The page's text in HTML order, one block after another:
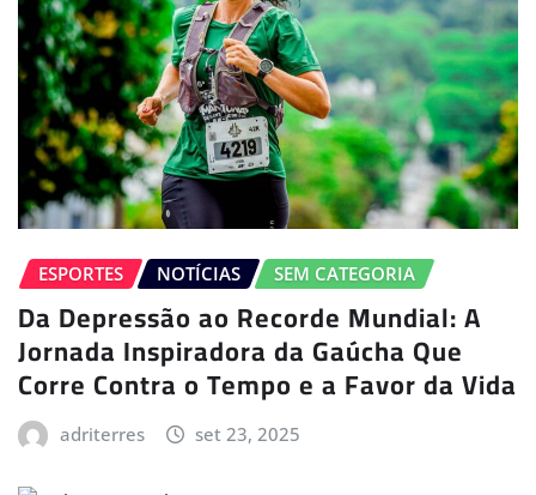
ESPORTES NOTÍCIAS SEM CATEGORIA
Da Depressão ao Recorde Mundial: A
Jornada Inspiradora da Gaúcha Que
Corre Contra o Tempo e a Favor da Vida
adriterres set 23, 2025